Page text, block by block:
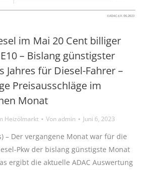
im Mai 20 Cent billiger
– Bislang günstigster
Jahres für Diesel-Fahrer –
Preisausschläge im
Monat
Heizölmarkt Vonadmin Juni 6, 2023
– Der vergangene Monat war für die
Pkw der bislang günstigste Monat
ergibt die aktuelle ADAC Auswertung